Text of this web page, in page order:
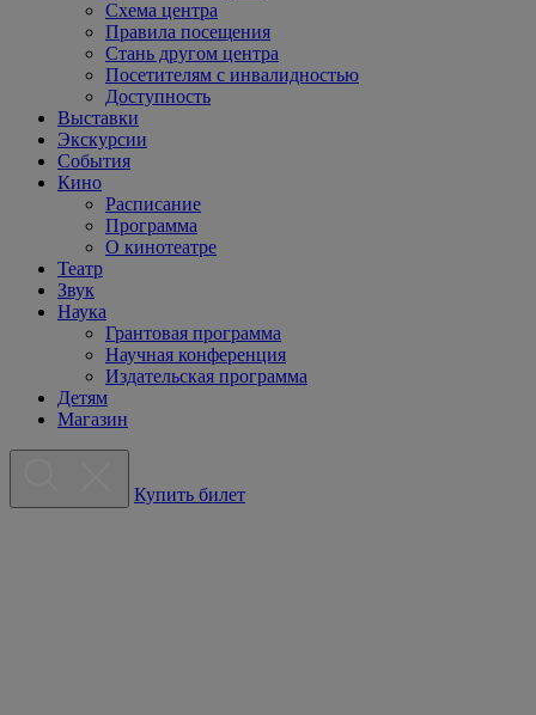
Схема центра
Правила посещения
Стань другом центра
Посетителям с инвалидностью
Доступность
Выставки
Экскурсии
События
Кино
Расписание
Программа
О кинотеатре
Театр
Звук
Наука
Грантовая программа
Научная конференция
Издательская программа
Детям
Магазин
Купить билет